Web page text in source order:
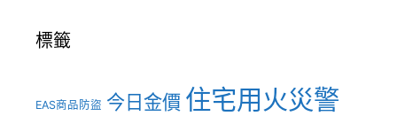
標籤
EAS商品防盜 今日金價 住宅用火災警